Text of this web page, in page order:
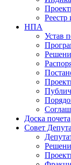
Реестр
НПА
Устав
Доска почета
Совет